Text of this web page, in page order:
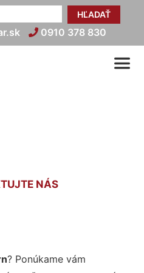
HĽADAŤ
0910 378 830
NÁS
? Ponúkame vám